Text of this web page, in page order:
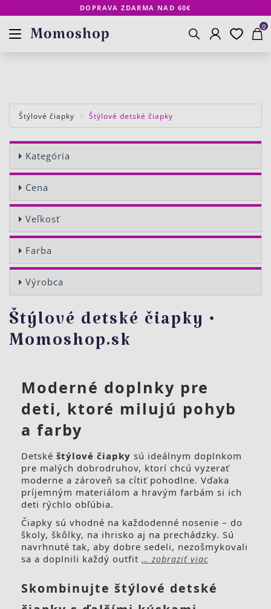
DOPRAVA ZDARMA NAD 60€
Vyhľadávanie
Košík
0
Obľúbené
Štýlové čiapky Štýlové detské čiapky
Kategória
Cena
Veľkosť
Farba
Výrobca
Štýlové detské čiapky •
Momoshop.sk
Moderné doplnky pre
deti, ktoré milujú pohyb
a farby
Detské štýlové čiapky sú ideálnym doplnkom
pre malých dobrodruhov, ktorí chcú vyzerať
moderne a zároveň sa cítiť pohodlne. Vďaka
príjemným materiálom a hravým farbám si ich
deti rýchlo obľúbia.
Čiapky sú vhodné na každodenné nosenie – do
školy, škôlky, na ihrisko aj na prechádzky. Sú
navrhnuté tak, aby dobre sedeli, nezošmykovali
sa a doplnili každý outfit … zobraziť viac
Skombinujte štýlové detské